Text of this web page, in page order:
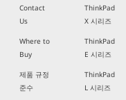
Contact
Us
Where to
Buy
제품 규정
준수
ThinkPad
X 시리즈
ThinkPad
E 시리즈
ThinkPad
L 시리즈